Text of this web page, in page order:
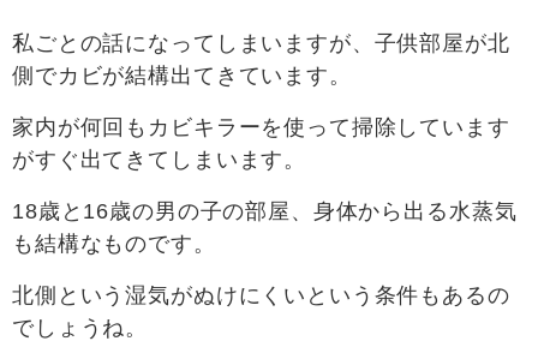
私ごとの話になってしまいますが、子供部屋が北
側でカビが結構出てきています。
家内が何回もカビキラーを使って掃除しています
がすぐ出てきてしまいます。
18歳と16歳の男の子の部屋、身体から出る水蒸気
も結構なものです。
北側という湿気がぬけにくいという条件もあるの
でしょうね。